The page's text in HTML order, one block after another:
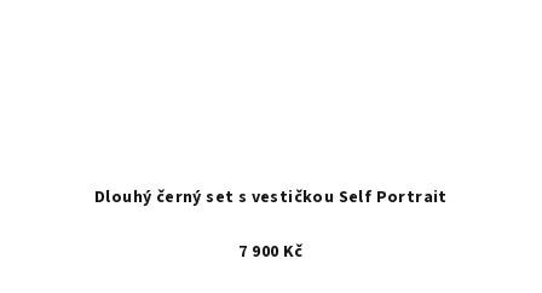
Dlouhý černý set s vestičkou Self Portrait
7 900 Kč